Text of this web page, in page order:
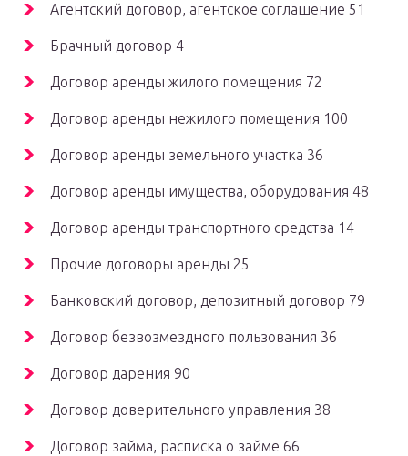
Агентский договор, агентское соглашение 51
Брачный договор 4
Договор аренды жилого помещения 72
Договор аренды нежилого помещения 100
Договор аренды земельного участка 36
Договор аренды имущества, оборудования 48
Договор аренды транспортного средства 14
Прочие договоры аренды 25
Банковский договор, депозитный договор 79
Договор безвозмездного пользования 36
Договор дарения 90
Договор доверительного управления 38
Договор займа, расписка о займе 66